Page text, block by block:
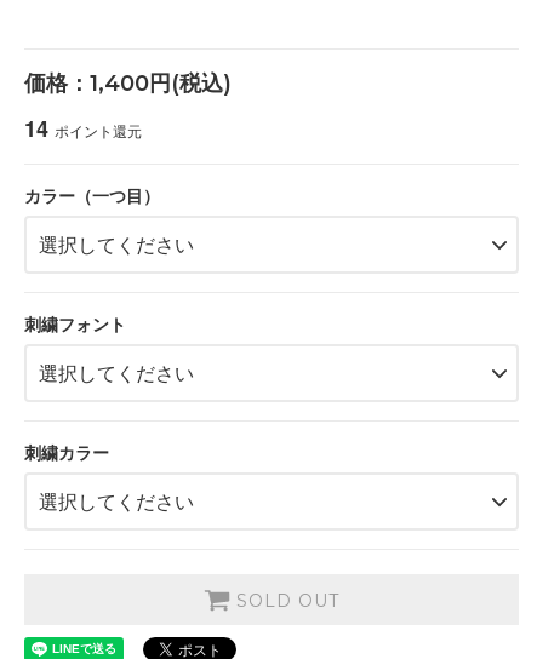
価格：1,400円(税込)
14 ポイント還元
カラー（一つ目）
刺繍フォント
刺繍カラー
SOLD OUT